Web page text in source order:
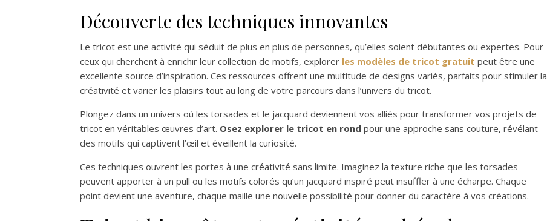
Découverte des techniques innovantes
Le tricot est une activité qui séduit de plus en plus de personnes, qu’elles soient débutantes ou expertes. Pour
ceux qui cherchent à enrichir leur collection de motifs, explorer les modèles de tricot gratuit peut être une
excellente source d’inspiration. Ces ressources offrent une multitude de designs variés, parfaits pour stimuler la
créativité et varier les plaisirs tout au long de votre parcours dans l’univers du tricot.
Plongez dans un univers où les torsades et le jacquard deviennent vos alliés pour transformer vos projets de
tricot en véritables œuvres d’art. Osez explorer le tricot en rond pour une approche sans couture, révélant
des motifs qui captivent l’œil et éveillent la curiosité.
Ces techniques ouvrent les portes à une créativité sans limite. Imaginez la texture riche que les torsades
peuvent apporter à un pull ou les motifs colorés qu’un jacquard inspiré peut insuffler à une écharpe. Chaque
point devient une aventure, chaque maille une nouvelle possibilité pour donner du caractère à vos créations.